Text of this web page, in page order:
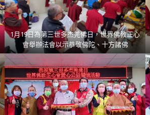
1月19日為第三世多杰羌佛日，世界佛教正心
會舉辦法會以示恭敬佛陀、十方諸佛